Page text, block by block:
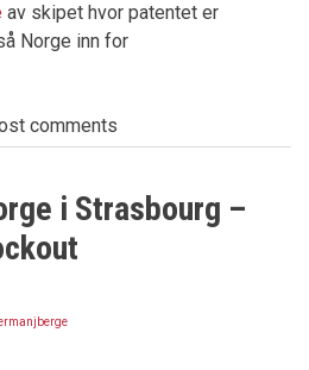
av skipet hvor patentet er
Norge inn for
comments
i Strasbourg –